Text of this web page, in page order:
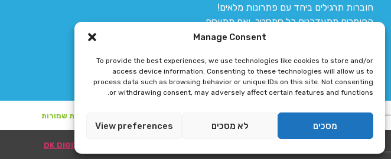
Manage Consent
To provide the best experiences, we use technologies like cookies to store and/or
access device information. Consenting to these technologies will allow us to
process data such as browsing behavior or unique IDs on this site. Not consenting
or withdrawing consent, may adversely affect certain features and functions.
מסכים לא מסכים View preferences
חוברות תרגילים ביחד עם פתרונות מלאים!
החומרים מתעדכנים כל סמסטר, ואם מתווסף
חומר חדש אז הקורס מתעדכן יחד איתו.